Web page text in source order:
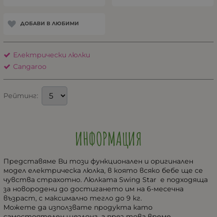
ДОБАВИ В ЛЮБИМИ
Електрически люлки
Cangaroo
Рейтинг:
ИНФОРМАЦИЯ
Представяме Ви този функционален и оригинален
модел електрическа люлка, в която всяко бебе ще се
чувства страхотно. Люлката Swing Star е подходяща
за новородени до достигането им на 6-месечна
възраст, с максимално тегло до 9 кг.
Можете да използвате продукта като